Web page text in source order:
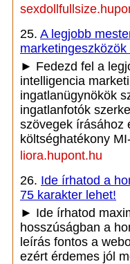
25. A legjobb
► Fedezd fel a
intelligencia
ingatlanügynökök
ingatlanfotók
szövegek írásához
költséghatékony
liora.hupont.hu
26. Ide írhatod a
75 karakter lehet!
► Ide írhatod
hosszúságban a
leírás fontos a
ezért érdemes jól